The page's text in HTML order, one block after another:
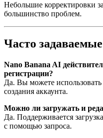
Небольшие корректировки
большинство проблем.
Часто
Nano Banana AI
регистрации?
Да. Вы можете использовать
создания аккаунта.
Можно ли загружать и
Да. Поддерживается
с помощью запроса.